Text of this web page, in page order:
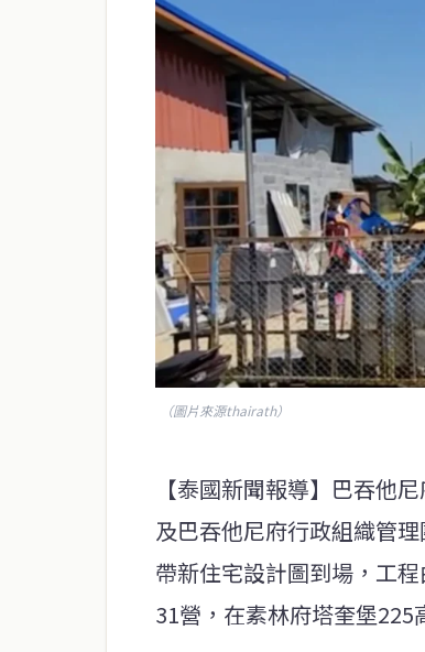
（圖片來源thairath）
【泰國新聞報導】巴吞他
及巴吞他尼府行政組織管
帶新住宅設計圖到場，工
31營，在素林府塔奎堡225